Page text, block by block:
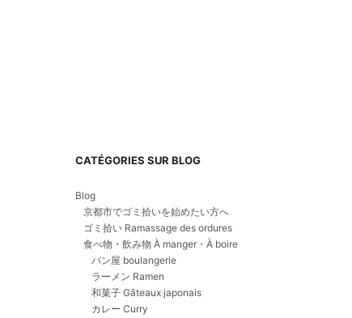
CATÉGORIES SUR BLOG
Blog
京都市でゴミ拾いを始めたい方へ
ゴミ拾い Ramassage des ordures
食べ物・飲み物 À manger・À boire
パン屋 boulangerie
ラーメン Ramen
和菓子 Gâteaux japonais
カレー Curry